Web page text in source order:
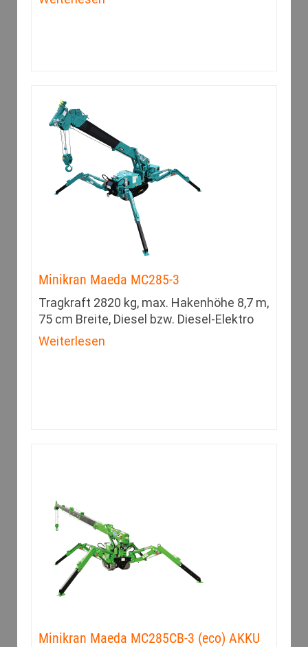
Minikran Maeda MC285-3
Tragkraft 2820 kg, max. Hakenhöhe 8,7 m,
75 cm Breite, Diesel bzw. Diesel-Elektro
Weiterlesen
Minikran Maeda MC285CB-3 (eco) AKKU